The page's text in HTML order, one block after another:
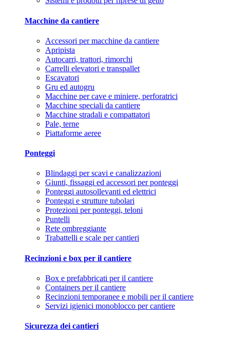
Macchine da cantiere
Accessori per macchine da cantiere
Apripista
Autocarri, trattori, rimorchi
Carrelli elevatori e transpallet
Escavatori
Gru ed autogru
Macchine per cave e miniere, perforatrici
Macchine speciali da cantiere
Macchine stradali e compattatori
Pale, terne
Piattaforme aeree
Ponteggi
Blindaggi per scavi e canalizzazioni
Giunti, fissaggi ed accessori per ponteggi
Ponteggi autosollevanti ed elettrici
Ponteggi e strutture tubolari
Protezioni per ponteggi, teloni
Puntelli
Rete ombreggiante
Trabattelli e scale per cantieri
Recinzioni e box per il cantiere
Box e prefabbricati per il cantiere
Containers per il cantiere
Recinzioni temporanee e mobili per il cantiere
Servizi igienici monoblocco per cantiere
Sicurezza dei cantieri